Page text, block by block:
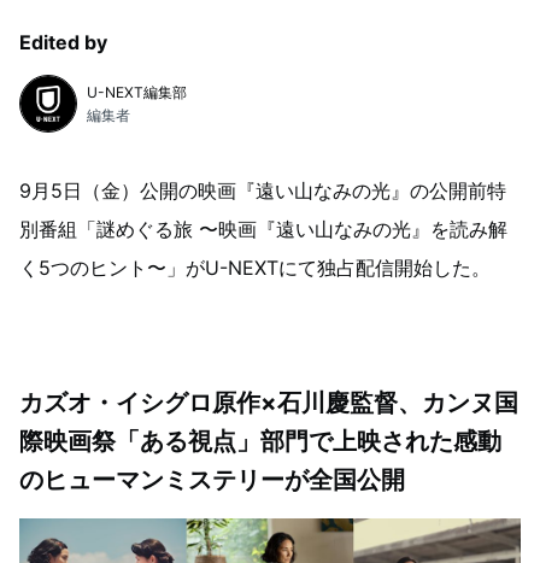
Edited by
U-NEXT編集部
編集者
9月5日（金）公開の映画『遠い山なみの光』の公開前特
別番組「謎めぐる旅 〜映画『遠い山なみの光』を読み解
く5つのヒント〜」がU-NEXTにて独占配信開始した。
カズオ・イシグロ原作×石川慶監督、カンヌ国
際映画祭「ある視点」部門で上映された感動
のヒューマンミステリーが全国公開